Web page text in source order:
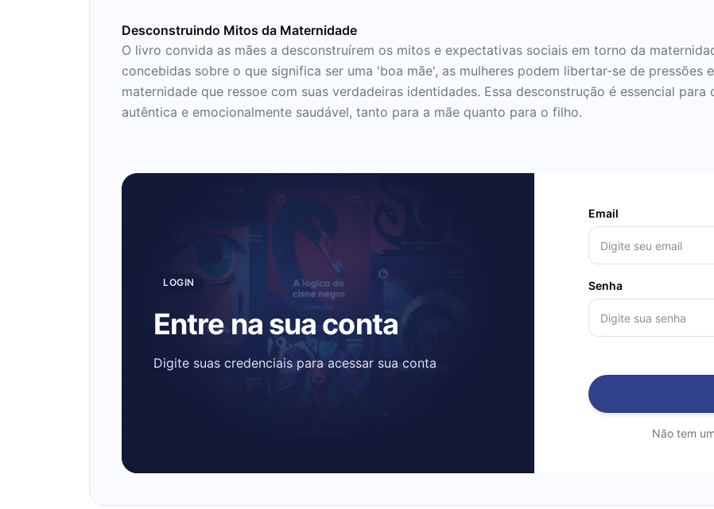
Desconstruindo Mitos da Maternidade
O livro convida as mães a desconstruírem os mitos e expectativas sociais em torno da
concebidas sobre o que significa ser uma 'boa mãe', as mulheres podem libertar-se de pressões
maternidade que ressoe com suas verdadeiras identidades. Essa desconstrução é essencial para
autêntica e emocionalmente saudável, tanto para a mãe quanto para o filho.
LOGIN
Entre na sua conta
Digite suas credenciais para acessar sua conta
Email
Senha
Não tem